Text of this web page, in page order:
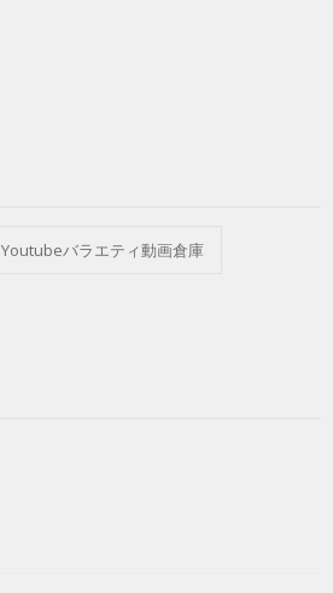
Youtubeバラエティ動画倉庫